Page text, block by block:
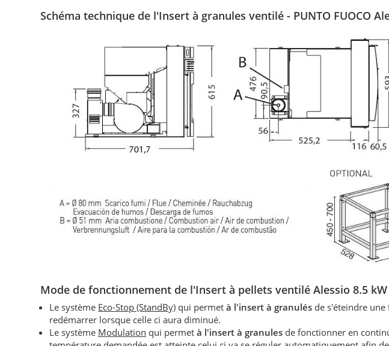
Schéma technique de l'Insert à granules ventilé - PUNTO FUOCO
Mode de fonctionnement de l'Insert à pellets ventilé Alessio 8.5 kW
Le système Eco-Stop (StandBy) qui permetà l'insert à granulés de s'éteindre
redémarrer lorsque celle ci aura diminué.
Le système Modulation qui permetà l'insert à granules de fonctionner en